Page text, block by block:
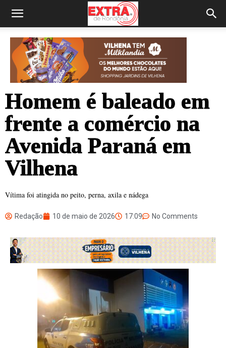
Homem é baleado em
frente a comércio na
Avenida Paraná em
Vilhena
Vítima foi atingida no peito, perna, axila e nádega
Redação 10 de maio de 2026 17:09 No Comments